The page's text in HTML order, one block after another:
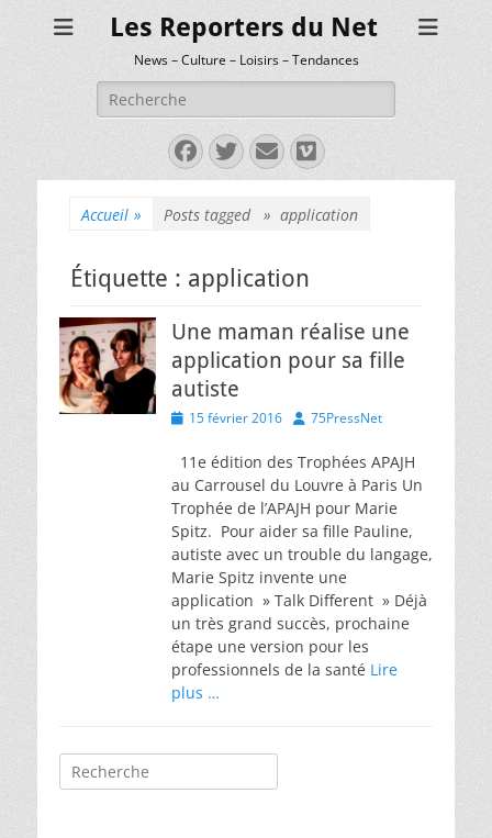
Les Reporters du Net
News – Culture – Loisirs – Tendances
Rechercher :
Facebook
Twitter
E-
mail
Vimeo
Accueil » Posts tagged » application
Étiquette : application
Une maman réalise une
application pour sa fille
autiste
Posted15 février 2016 Author
75PressNet
11e édition des Trophées APAJH
au Carrousel du Louvre à Paris Un
Trophée de l’APAJH pour Marie
Spitz. Pour aider sa fille Pauline,
autiste avec un trouble du langage,
Marie Spitz invente une
application » Talk Different » Déjà
un très grand succès, prochaine
étape une version pour les
professionnels de la santé Lire
plus …
Rechercher :